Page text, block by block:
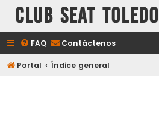
Club Seat Toledo
FAQ Contáctenos
Portal Índice general